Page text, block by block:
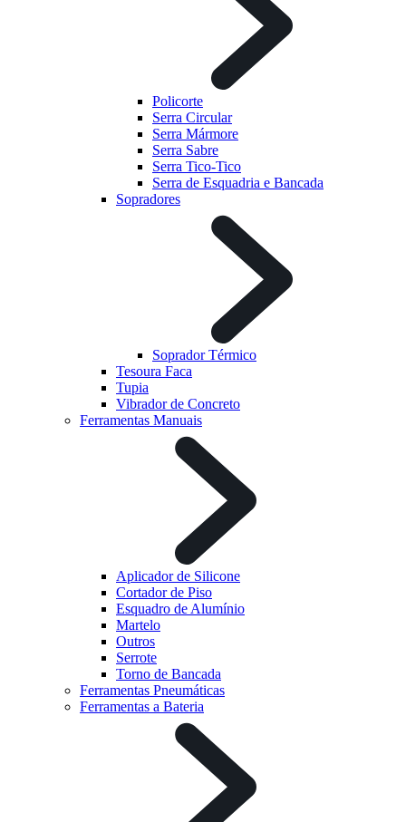
Policorte
Serra Circular
Serra Mármore
Serra Sabre
Serra Tico-Tico
Serra de Esquadria e Bancada
Sopradores
Soprador Térmico
Tesoura Faca
Tupia
Vibrador de Concreto
Ferramentas Manuais
Aplicador de Silicone
Cortador de Piso
Esquadro de Alumínio
Martelo
Outros
Serrote
Torno de Bancada
Ferramentas Pneumáticas
Ferramentas a Bateria